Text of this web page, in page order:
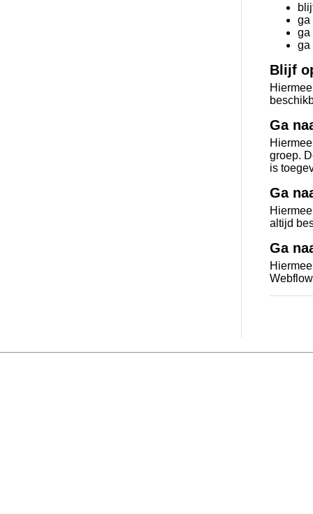
ga
ga
ga
Blijf
Ga
groep.
is
Ga
altijd
Ga